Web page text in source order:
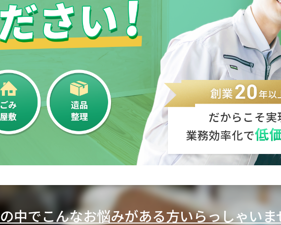
中でこんなお悩みがある方いらっしゃいま